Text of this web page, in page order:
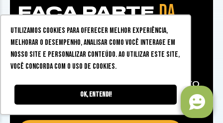
Utilizamos cookies para oferecer melhor experiência,
melhorar o desempenho, analisar como você interage em
nosso site e personalizar conteúdo. Ao utilizar este site,
você concorda com o uso de cookies.
Ok, entendi!
FAÇA PARTEDA
COMUNIDADE ZINE NO
WHATSAPP
Dicas, sorteios, eventos e muito